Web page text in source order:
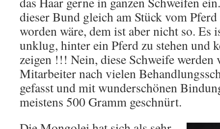
dieser Bund gleich am Stück vom
worden wäre, dem ist aber nicht so. Es
unklug, hinter ein Pferd zu stehen und
zeigen !!! Nein, diese Schweife werden
Mitarbeiter nach vielen
gefasst und mit wunderschönen
meistens 500 Gramm geschnürt.